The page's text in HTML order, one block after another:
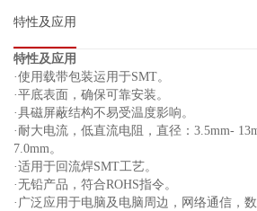
特性及应用
特性及应用
·使用载带包装运用于SMT。
·平底表面，确保可靠安装。
·具磁屏蔽结构不易受温度影响。
·耐大电流，低直流电阻，直径：3.5mm-
7.0mm。
·适用于回流焊SMT工艺。
·无铅产品，符合ROHS指令。
·广泛应用于电脑及电脑周边，网络通信，